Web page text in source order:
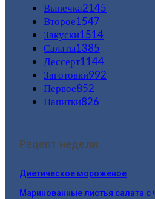
Выпечка2145
Второе1547
Закуски1514
Салаты1385
Дессерт1144
Заготовки992
Первое852
Напитки826
Рецепт недели:
Диетическое мороженое
Маринованные листья салата с